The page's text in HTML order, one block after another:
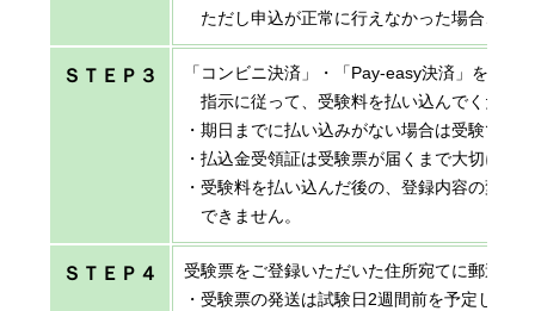
ただし申込が正常に行えなかった場合、納
ＳＴＥＰ３
「コンビニ決済」・「Pay-easy決済」を選
指示に従って、受験料を払い込んでくださ
・期日までに払い込みがない場合は受験でき
・払込金受領証は受験票が届くまで大切に保
・受験料を払い込んだ後の、登録内容の変更
できません。
ＳＴＥＰ４
受験票をご登録いただいた住所宛てに郵送い
・受験票の発送は試験日2週間前を予定して